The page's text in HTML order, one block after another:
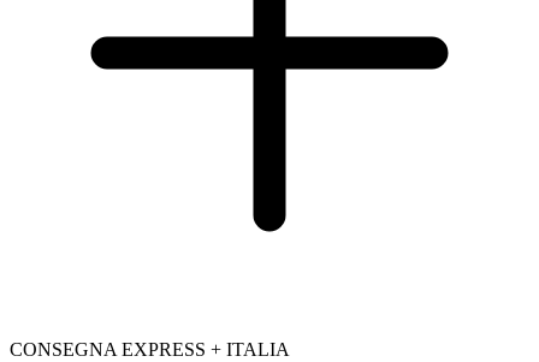
CONSEGNA EXPRESS + ITALIA